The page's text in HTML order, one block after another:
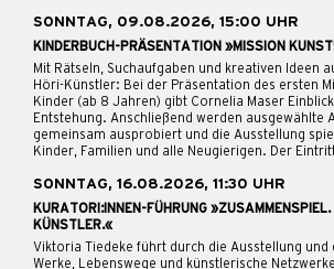
SONNTAG, 09.08.2026, 15:00 UHR
KINDERBUCH-PRÄSENTATION »MISSION
Mit Rätseln, Suchaufgaben und kreativen Ideen
Höri-Künstler: Bei der Präsentation des ersten
Kinder (ab 8 Jahren) gibt Cornelia Maser
Entstehung. Anschließend werden ausgewählte
gemeinsam ausprobiert und die Ausstellung
Kinder, Familien und alle Neugierigen. Der
SONNTAG, 16.08.2026, 11:30 UHR
KURATORI:INNEN-FÜHRUNG »ZUSAMMENSPIEL.
KÜNSTLER.«
Viktoria Tiedeke führt durch die Ausstellung und
Werke, Lebenswege und künstlerische